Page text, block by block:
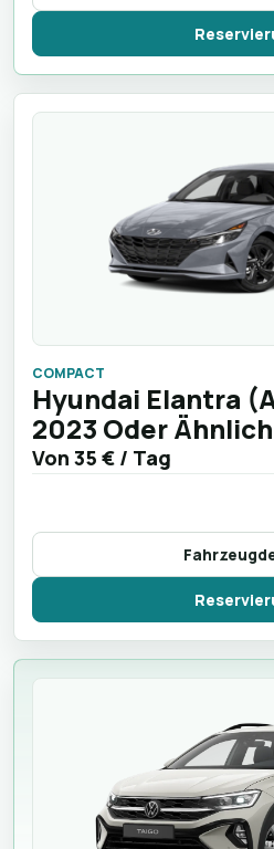
COMPACT
Hyundai Elantra
2023 Oder Ähnlich
Von 35 € / Tag